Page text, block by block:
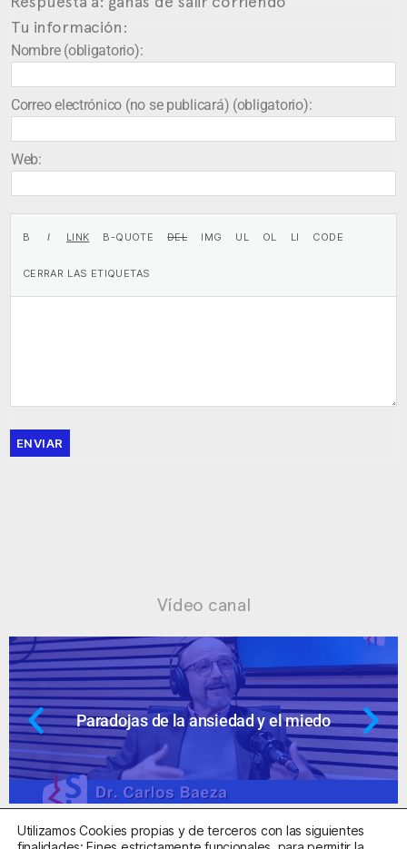
Tu información:
Nombre (obligatorio):
Correo electrónico (no se publicará) (obligatorio):
Web:
ENVIAR
Vídeo canal
Paradojas de la ansiedad y el miedo
Utilizamos Cookies propias y de terceros con las siguientes